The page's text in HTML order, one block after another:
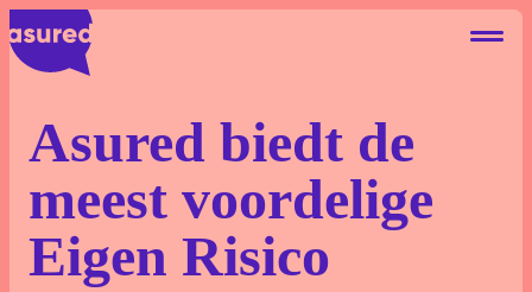
Autohuur Eigen Risico
Deelauto Eigen Risico
Asured biedt de
meest voordelige
Eigen Risico